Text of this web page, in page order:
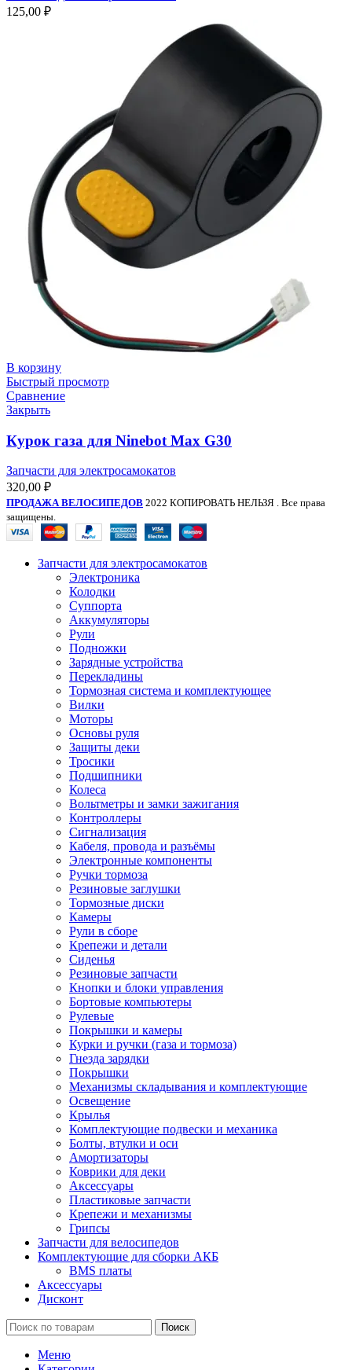
125,00 ₽
В корзину
Быстрый просмотр
Сравнение
Закрыть
Курок газа для Ninebot Max G30
Запчасти для электросамокатов
320,00 ₽
ПРОДАЖА ВЕЛОСИПЕДОВ 2022 КОПИРОВАТЬ НЕЛЬЗЯ . Все права
защищены.
Запчасти для электросамокатов
Электроника
Колодки
Суппорта
Аккумуляторы
Рули
Подножки
Зарядные устройства
Перекладины
Тормозная система и комплектующее
Вилки
Моторы
Основы руля
Защиты деки
Тросики
Подшипники
Колеса
Вольтметры и замки зажигания
Контроллеры
Сигнализация
Кабеля, провода и разъёмы
Электронные компоненты
Ручки тормоза
Резиновые заглушки
Тормозные диски
Камеры
Рули в сборе
Крепежи и детали
Сиденья
Резиновые запчасти
Кнопки и блоки управления
Бортовые компьютеры
Рулевые
Покрышки и камеры
Курки и ручки (газа и тормоза)
Гнезда зарядки
Покрышки
Механизмы складывания и комплектующие
Освещение
Крылья
Комплектующие подвески и механика
Болты, втулки и оси
Амортизаторы
Коврики для деки
Аксессуары
Пластиковые запчасти
Крепежи и механизмы
Грипсы
Запчасти для велосипедов
Комплектующие для сборки АКБ
BMS платы
Аксессуары
Дисконт
Поиск
Меню